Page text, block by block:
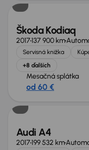
Škoda Kodiaq
2017137 900 km
Servisná knižka
+8 ďalších
Mesačná splátka
od 60 €
Nové v ponuke
Audi A4
2017199 532 km